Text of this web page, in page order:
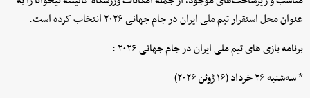
عنوان محل استقرار تیم ملی ایران در جام جهانی ۲۰۲۶ انتخاب کرده است.
برنامه بازی های تیم ملی ایران در جام جهانی ۲۰۲۶ :
* سه‌شنبه ۲۶ خرداد (۱۶ ژوئن ۲۰۲۶)